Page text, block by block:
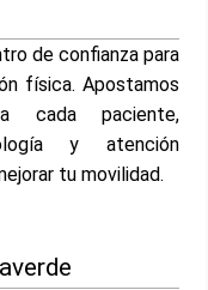
de confianza para
física. Apostamos
cada paciente,
y atención
tu movilidad.